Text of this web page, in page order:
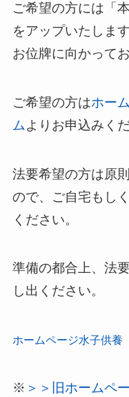
ご希望の方には「
をアップいたしま
お位牌に向かって
ご希望の方はホー
ムよりお申込みくだ
法要希望の方は原
ので、ご自宅もし
ください。
準備の都合上、法
し出ください。
ホームページ水子供養
※ ＞＞旧ホームペ